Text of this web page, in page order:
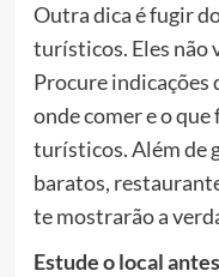
Outra dica é fugir
turísticos. Eles não
Procure indicações
onde comer e o que
turísticos. Além de
baratos,
te mostrarão a
Estude o local